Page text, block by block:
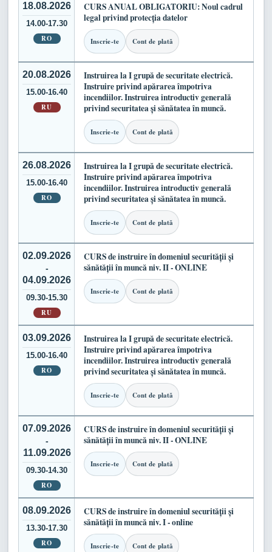
18.08.2026
14.00-17.30
RO
CURS ANUAL OBLIGATORIU: Noul cadrul
legal privind protecția datelor
Inscrie-te Cont de plată
20.08.2026
15.00-16.40
RU
Instruirea la I grupă de securitate electrică.
Instruire privind apărarea împotriva
incendiilor. Instruirea introductiv generală
privind securitatea și sănătatea în muncă.
Inscrie-te Cont de plată
26.08.2026
15.00-16.40
RO
Instruirea la I grupă de securitate electrică.
Instruire privind apărarea împotriva
incendiilor. Instruirea introductiv generală
privind securitatea și sănătatea în muncă.
Inscrie-te Cont de plată
02.09.2026
-
04.09.2026
09.30-15.30
RU
CURS de instruire în domeniul securității și
sănătății în muncă niv. II - ONLINE
Inscrie-te Cont de plată
03.09.2026
15.00-16.40
RO
Instruirea la I grupă de securitate electrică.
Instruire privind apărarea împotriva
incendiilor. Instruirea introductiv generală
privind securitatea și sănătatea în muncă.
Inscrie-te Cont de plată
07.09.2026
-
11.09.2026
09.30-14.30
RO
CURS de instruire în domeniul securității și
sănătății în muncă niv. II - ONLINE
Inscrie-te Cont de plată
08.09.2026
13.30-17.30
RO
CURS de instruire în domeniul securității și
sănătății în muncă niv. I - online
Inscrie-te Cont de plată